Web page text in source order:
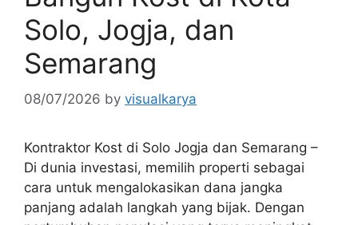
Solo, Jogja, dan
Semarang
08/07/2026 by visualkarya
Kontraktor Kost di Solo Jogja dan Semarang –
Di dunia investasi, memilih properti sebagai
cara untuk mengalokasikan dana jangka
panjang adalah langkah yang bijak. Dengan